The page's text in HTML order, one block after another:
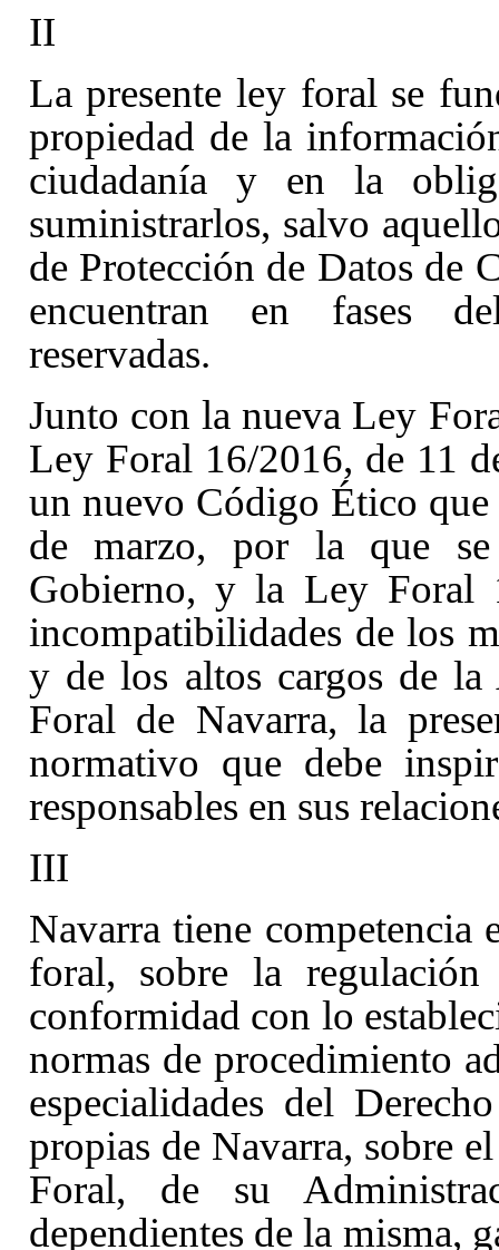
II
La presente ley foral se
propiedad de la
ciudadanía y en la
suministrarlos, salvo
de Protección de Datos de
encuentran en fases
reservadas.
Junto con la nueva Ley
Ley Foral 16/2016, de 11
un nuevo Código Ético
de marzo, por la que
Gobierno, y la Ley Foral
incompatibilidades de los
y de los altos cargos de
Foral de Navarra, la
normativo que debe
responsables en sus
III
Navarra tiene
foral, sobre la
conformidad con lo
normas de procedimiento
especialidades del
propias de Navarra, sobre
Foral, de su
dependientes de la misma,